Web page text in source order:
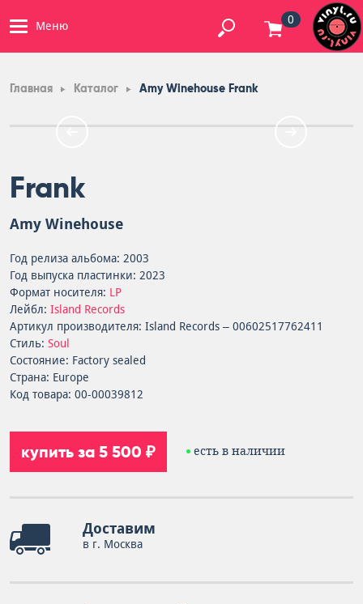
Меню 0
Главная Каталог Amy Winehouse Frank
Frank
Amy Winehouse
Год релиза альбома: 2003
Год выпуска пластинки: 2023
Формат носителя: LP
Лейбл: Island Records
Артикул производителя: Island Records – 00602517762411
Стиль: Soul
Состояние: Factory sealed
Страна: Europe
Код товара: 00-00039812
купить за 5 500 ₽ есть в наличии
Доставим
в г. Москва